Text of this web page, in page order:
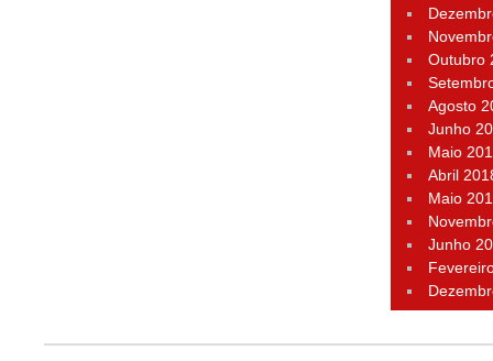
Outubro
Agosto
Junho
Maio
Abril
Maio
Junho